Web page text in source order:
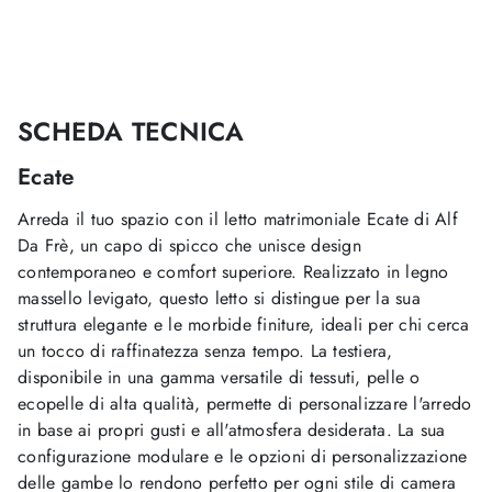
SCHEDA TECNICA
Ecate
Arreda il tuo spazio con il letto matrimoniale Ecate di Alf
Da Frè, un capo di spicco che unisce design
contemporaneo e comfort superiore. Realizzato in legno
massello levigato, questo letto si distingue per la sua
struttura elegante e le morbide finiture, ideali per chi cerca
un tocco di raffinatezza senza tempo. La testiera,
disponibile in una gamma versatile di tessuti, pelle o
ecopelle di alta qualità, permette di personalizzare l'arredo
in base ai propri gusti e all'atmosfera desiderata. La sua
configurazione modulare e le opzioni di personalizzazione
delle gambe lo rendono perfetto per ogni stile di camera